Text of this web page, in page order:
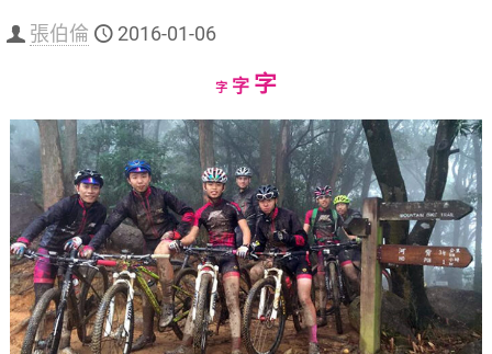
張伯倫 2016-01-06
字Decrease
size.
字Reset
size.
字Increase
size.